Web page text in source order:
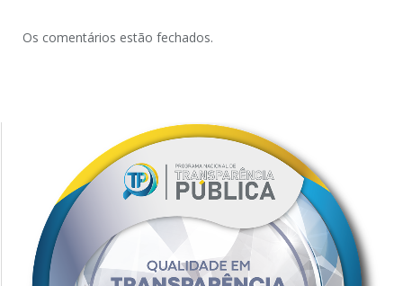
Os comentários estão fechados.